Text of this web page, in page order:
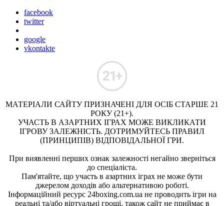
facebook
twitter
google
vkontakte
МАТЕРІАЛИ САЙТУ ПРИЗНАЧЕНІ ДЛЯ ОСІБ СТАРШЕ 21
РОКУ (21+).
УЧАСТЬ В АЗАРТНИХ ІГРАХ МОЖЕ ВИКЛИКАТИ
ІГРОВУ ЗАЛЕЖНІСТЬ. ДОТРИМУЙТЕСЬ ПРАВИЛ
(ПРИНЦИПІВ) ВІДПОВІДАЛЬНОЇ ГРИ.
При виявленні перших ознак залежності негайно зверніться
до спеціаліста.
Пам'ятайте, що участь в азартних іграх не може бути
джерелом доходів або альтернативою роботі.
Інформаційний ресурс 24boxing.com.ua не проводить ігри на
реальні та/або віртуальні гроші, також сайт не приймає в